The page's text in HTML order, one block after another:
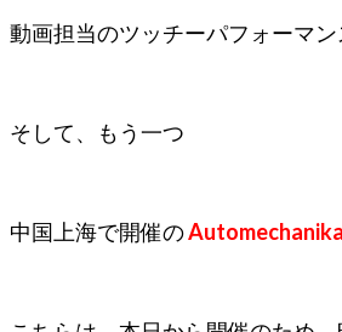
動画担当のツッチーパフォーマ
そして、もう一つ
中国上海で開催の